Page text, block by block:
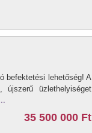
befektetési lehetőség! A
üzlethelyiséget
35 500 000 Ft